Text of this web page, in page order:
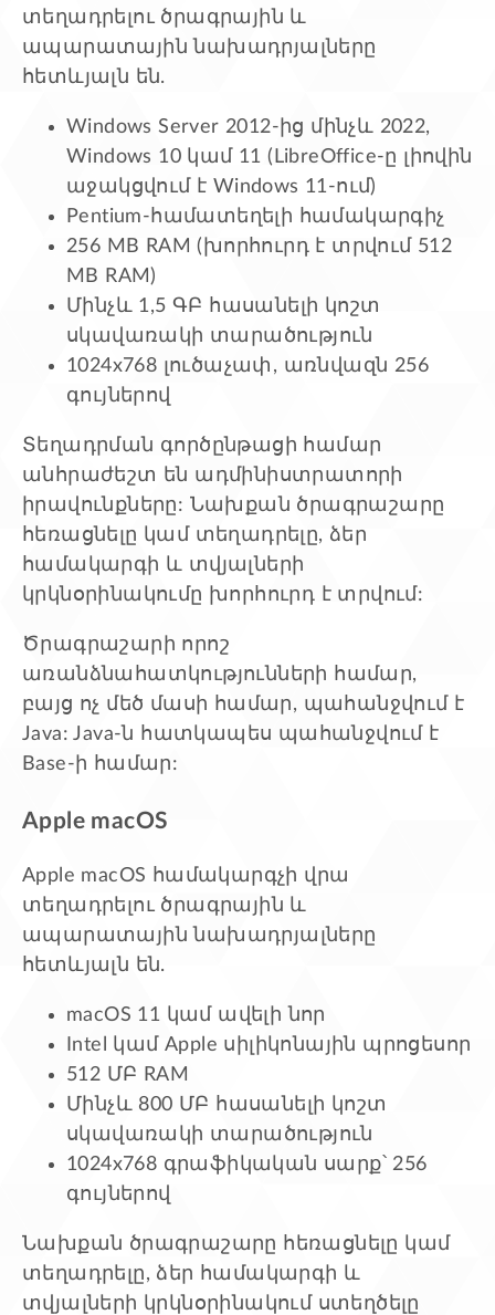
տեղադրելու ծրագրային և
ապարատային նախադրյալները
հետևյալն են.
Windows Server 2012-ից մինչև 2022,
Windows 10 կամ 11 (LibreOffice-ը լիովին
աջակցվում է Windows 11-ում)
Pentium-համատեղելի համակարգիչ
256 MB RAM (խորհուրդ է տրվում 512
MB RAM)
Մինչև 1,5 ԳԲ հասանելի կոշտ
սկավառակի տարածություն
1024x768 լուծաչափ, առնվազն 256
գույներով
Տեղադրման գործընթացի համար
անհրաժեշտ են ադմինիստրատորի
իրավունքները: Նախքան ծրագրաշարը
հեռացնելը կամ տեղադրելը, ձեր
համակարգի և տվյալների
կրկնօրինակումը խորհուրդ է տրվում:
Ծրագրաշարի որոշ
առանձնահատկությունների համար,
բայց ոչ մեծ մասի համար, պահանջվում է
Java: Java-ն հատկապես պահանջվում է
Base-ի համար:
Apple macOS
Apple macOS համակարգչի վրա
տեղադրելու ծրագրային և
ապարատային նախադրյալները
հետևյալն են.
macOS 11 կամ ավելի նոր
Intel կամ Apple սիլիկոնային պրոցեսոր
512 ՄԲ RAM
Մինչև 800 ՄԲ հասանելի կոշտ
սկավառակի տարածություն
1024x768 գրաֆիկական սարք՝ 256
գույներով
Նախքան ծրագրաշարը հեռացնելը կամ
տեղադրելը, ձեր համակարգի և
տվյալների կրկնօրինակում ստեղծելը